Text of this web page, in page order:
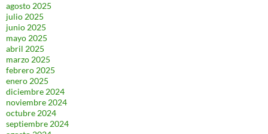
agosto 2025
julio 2025
junio 2025
mayo 2025
abril 2025
marzo 2025
febrero 2025
enero 2025
diciembre 2024
noviembre 2024
octubre 2024
septiembre 2024